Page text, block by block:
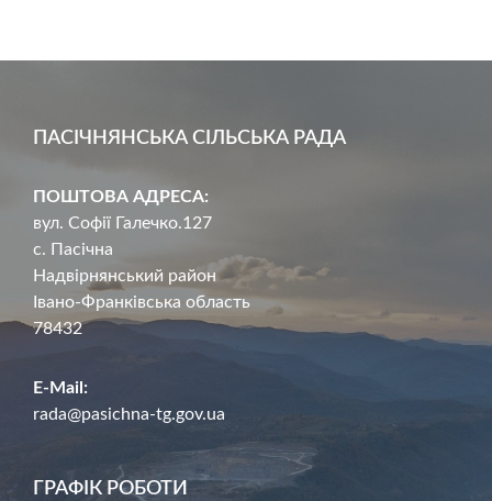
ПАСІЧНЯНСЬКА СІЛЬСЬКА РАДА
ПОШТОВА АДРЕСА:
вул. Софії Галечко.127
с. Пасічна
Надвірнянський район
Івано-Франківська область
78432
E-Mail:
rada@pasichna-tg.gov.ua
ГРАФІК РОБОТИ